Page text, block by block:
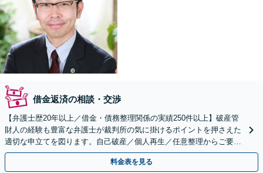
借金返済の相談・交渉
【弁護士歴20年以上／借金・債務整理関係の実績250件以上】破産管
財人の経験も豊富な弁護士が裁判所の気に掛けるポイントを押さえた
適切な申立てを図ります。自己破産／個人再生／任意整理からご要望
と状況にあった解決方法をご提案【法人破産も対応可】
料金表を見る